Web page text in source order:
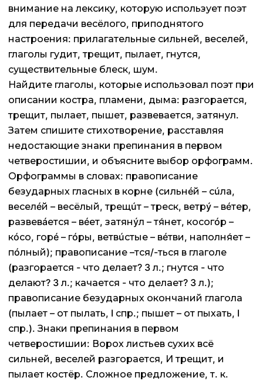
внимание на лексику, которую использует поэт
для передачи весёлого, приподнятого
настроения: прилагательные сильней, веселей,
глаголы гудит, трещит, пылает, гнутся,
существительные блеск, шум.
Найдите глаголы, которые использовал поэт при
описании костра, пламени, дыма: разгорается,
трещит, пылает, пышет, развевается, затянул.
Затем спишите стихотворение, расставляя
недостающие знаки препинания в первом
четверостишии, и объясните выбор орфограмм.
Орфограммы в словах: правописание
безударных гласных в корне (сильнéй – сúла,
веселéй – весёлый, трещúт – треск, ветрý – вéтер,
развевáется – вéет, затянýл – тя́нет, косогóр –
кóсо, горé – гóры, ветвúстые – вéтви, наполня́ет –
пóлный); правописание –тся/-ться в глаголе
(разгорается - что делает? 3 л.; гнутся - что
делают? 3 л.; качается - что делает? 3 л.);
правописание безударных окончаний глагола
(пылает – от пылать, I спр.; пышет – от пыхать, I
спр.). Знаки препинания в первом
четверостишии: Ворох листьев сухих всё
сильней, веселей разгорается, И трещит, и
пылает костёр. Сложное предложение, т. к.